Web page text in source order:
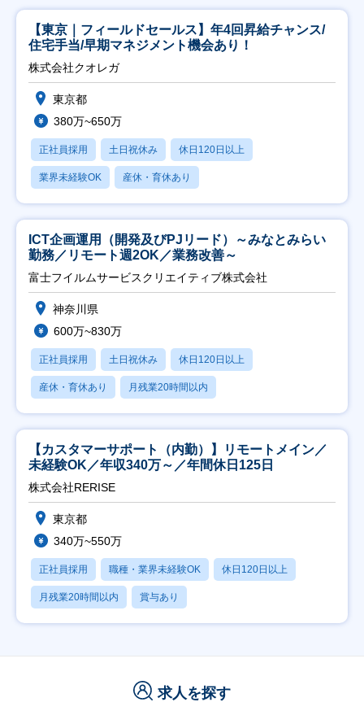
【東京｜フィールドセールス】年4回昇給チャンス/
住宅手当/早期マネジメント機会あり！
株式会社クオレガ
東京都
380万~650万
正社員採用 土日祝休み 休日120日以上
業界未経験OK 産休・育休あり
ICT企画運用（開発及びPJリード）～みなとみらい
勤務／リモート週2OK／業務改善～
富士フイルムサービスクリエイティブ株式会社
神奈川県
600万~830万
正社員採用 土日祝休み 休日120日以上
産休・育休あり 月残業20時間以内
【カスタマーサポート（内勤）】リモートメイン／
未経験OK／年収340万～／年間休日125日
株式会社RERISE
東京都
340万~550万
正社員採用 職種・業界未経験OK 休日120日以上
月残業20時間以内 賞与あり
求人を探す